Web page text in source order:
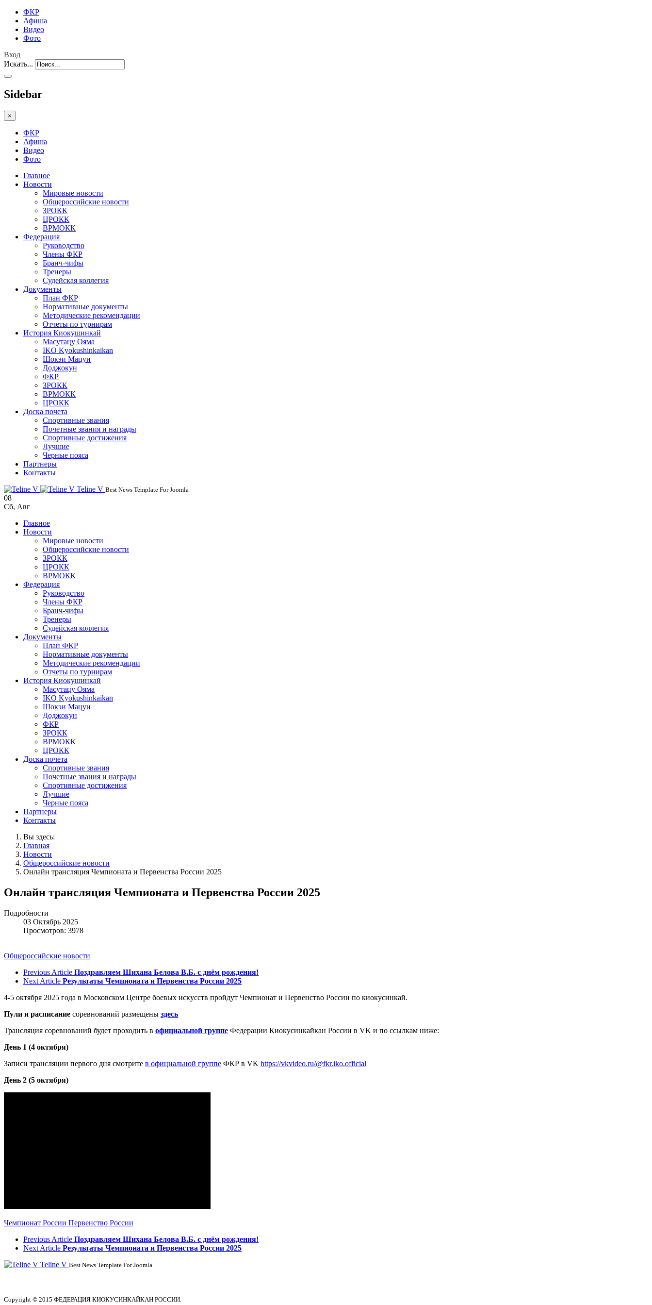
ФКР
Афиша
Видео
Фото
Вход
Искать...
Sidebar
×
ФКР
Афиша
Видео
Фото
Главное
Новости
Мировые новости
Общероссийские новости
ЗРОКК
ЦРОКК
ВРМОКК
Федерация
Руководство
Члены ФКР
Бранч-чифы
Тренеры
Судейская коллегия
Документы
План ФКР
Нормативные документы
Методические рекомендации
Отчеты по турнирам
История Киокушинкай
Масутацу Ояма
IKO Kyokushinkaikan
Шокэи Мацуи
Доджокун
ФКР
ЗРОКК
ВРМОКК
ЦРОКК
Доска почета
Спортивные звания
Почетные звания и награды
Спортивные достижения
Лучшие
Черные пояса
Партнеры
Контакты
Teline V Best News Template For Joomla
08
Сб, Авг
Главное
Новости
Мировые новости
Общероссийские новости
ЗРОКК
ЦРОКК
ВРМОКК
Федерация
Руководство
Члены ФКР
Бранч-чифы
Тренеры
Судейская коллегия
Документы
План ФКР
Нормативные документы
Методические рекомендации
Отчеты по турнирам
История Киокушинкай
Масутацу Ояма
IKO Kyokushinkaikan
Шокэи Мацуи
Доджокун
ФКР
ЗРОКК
ВРМОКК
ЦРОКК
Доска почета
Спортивные звания
Почетные звания и награды
Спортивные достижения
Лучшие
Черные пояса
Партнеры
Контакты
Вы здесь:
Главная
Новости
Общероссийские новости
Онлайн трансляция Чемпионата и Первенства России 2025
Онлайн трансляция Чемпионата и Первенства России 2025
Подробности
03 Октябрь 2025
Просмотров: 3978
Общероссийские новости
Previous Article Поздравляем Шихана Белова В.Б. с днём рождения!
Next Article Результаты Чемпионата и Первенства России 2025
4-5 октября 2025 года в Московском Центре боевых искусств пройдут Чемпионат и Первенство России по киокусинкай.
Пули и расписание соревнований размещены здесь
Трансляция соревнований будет проходить в официальной группе Федерации Киокусинкайкан России в VK и по ссылкам ниже:
День 1 (4 октября)
Записи трансляции первого дня смотрите в официальной группе ФКР в VK https://vkvideo.ru/@fkr.iko.official
День 2 (5 октября)
Чемпионат России Первенство России
Previous Article Поздравляем Шихана Белова В.Б. с днём рождения!
Next Article Результаты Чемпионата и Первенства России 2025
Teline V Best News Template For Joomla
Copyright © 2015 ФЕДЕРАЦИЯ КИОКУСИНКАЙКАН РОССИИ.